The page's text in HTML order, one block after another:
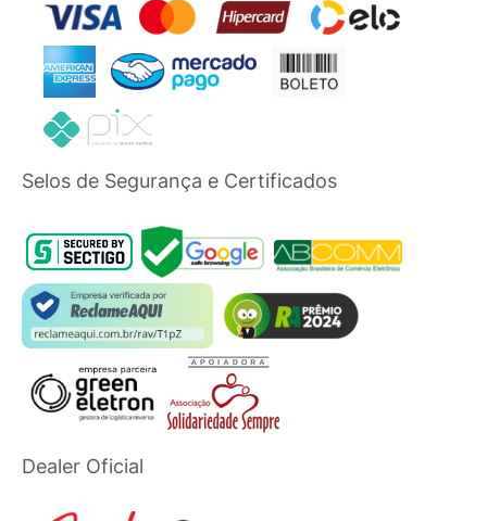
Selos de Segurança e Certificados
Dealer Oficial